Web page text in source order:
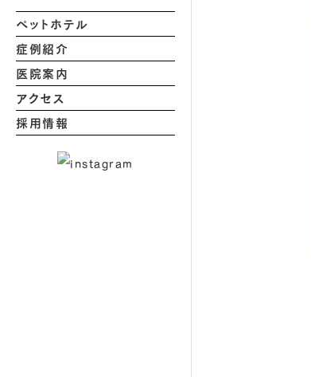
ペットホテル
症例紹介
医院案内
アクセス
採用情報